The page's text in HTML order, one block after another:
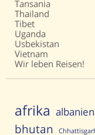
Tansania
Thailand
Tibet
Uganda
Usbekistan
Vietnam
Wir leben Reisen!
afrika albanien
bhutan